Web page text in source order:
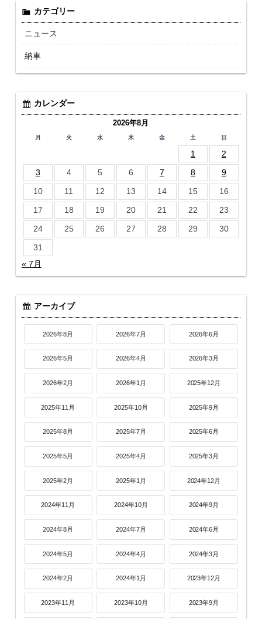
カテゴリー
ニュース
納車
カレンダー
2026年8月
月 火 水 木 金 土 日
1
2
3
4 5 6 7 8
9
10
11 12 13 14 15
16
17
18 19 20 21 22
23
24
25 26 27 28 29
30
31
« 7月
アーカイブ
2026年8月 2026年7月 2026年6月
2026年5月 2026年4月 2026年3月
2026年2月 2026年1月 2025年12月
2025年11月 2025年10月 2025年9月
2025年8月 2025年7月 2025年6月
2025年5月 2025年4月 2025年3月
2025年2月 2025年1月 2024年12月
2024年11月 2024年10月 2024年9月
2024年8月 2024年7月 2024年6月
2024年5月 2024年4月 2024年3月
2024年2月 2024年1月 2023年12月
2023年11月 2023年10月 2023年9月